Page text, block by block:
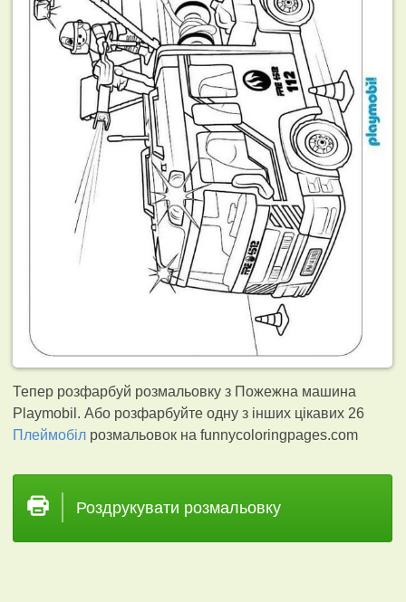
Тепер розфарбуй розмальовку з Пожежна машина
Playmobil. Або розфарбуйте одну з інших цікавих 26
Плеймобіл розмальовок на funnycoloringpages.com
Роздрукувати розмальовку